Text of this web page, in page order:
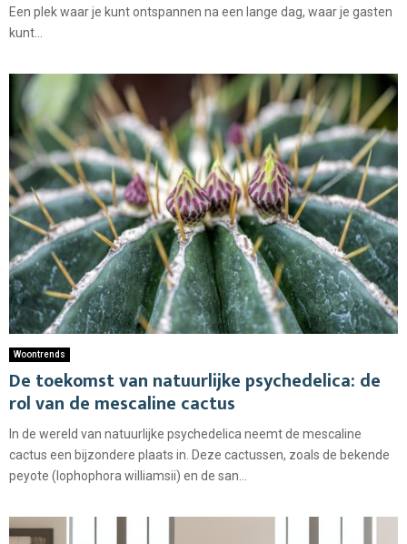
Een plek waar je kunt ontspannen na een lange dag, waar je gasten
kunt...
Woontrends
De toekomst van natuurlijke psychedelica: de
rol van de mescaline cactus
In de wereld van natuurlijke psychedelica neemt de mescaline
cactus een bijzondere plaats in. Deze cactussen, zoals de bekende
peyote (lophophora williamsii) en de san...